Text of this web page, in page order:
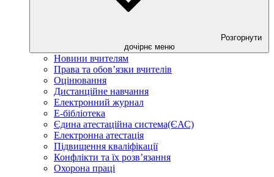
Розгорнути
дочірнє меню
Новини вчителям
Права та обов’язки вчителів
Оцінювання
Дистанційне навчання
Електронний журнал
E-бібліотека
Єдина атестаційна система(ЄАС)
Електронна атестація
Підвищення кваліфікації
Конфлікти та їх розв’язання
Охорона праці